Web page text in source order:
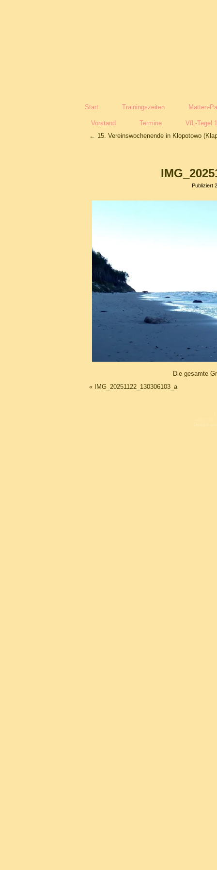
Start Trainingszeiten Matten-
Vorstand Termine
VfL-Tegel
← 15. Vereinswochenende in Kłopotowo
Publiziert
Die gesamte
«
IMG_20251122_130306103_a